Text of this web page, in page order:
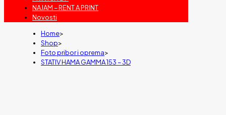
NAJAM – RENT A PRINT
Novosti
Home>
Shop>
Foto pribor i oprema>
STATIV HAMA GAMMA 153 – 3D